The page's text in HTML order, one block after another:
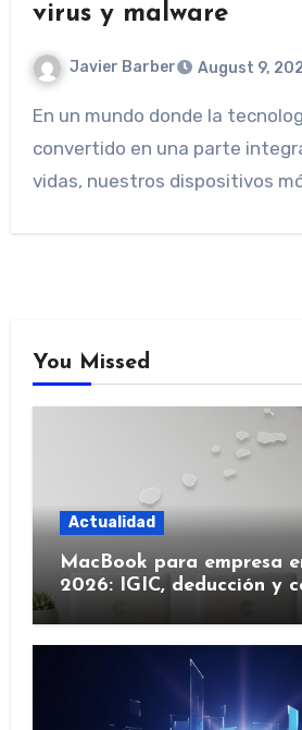
virus y malware
Javier Barber August 9,
En un mundo donde la tecnología se ha
convertido en una parte
vidas, nuestros dispositivos
You Missed
Actualidad
MacBook para empresa
2026: IGIC, deducción y